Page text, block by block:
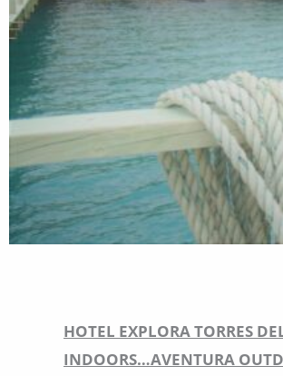
HOTEL EXPLORA TORRES
INDOORS…AVENTURA